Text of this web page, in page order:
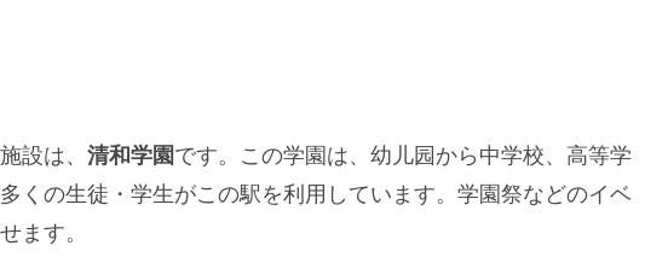
設は、 清和学園です。この学園は、幼儿园から中学校、高等学
くの生徒・学生がこの駅を利用しています。学園祭などのイベ
ます。